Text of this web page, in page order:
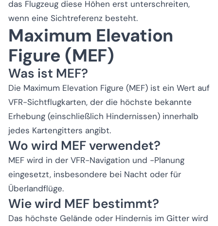
das Flugzeug diese Höhen erst unterschreiten,
wenn eine Sichtreferenz besteht.
Maximum Elevation
Figure (MEF)
Was ist MEF?
Die Maximum Elevation Figure (MEF) ist ein Wert auf
VFR-Sichtflugkarten, der die höchste bekannte
Erhebung (einschließlich Hindernissen) innerhalb
jedes Kartengitters angibt.
Wo wird MEF verwendet?
MEF wird in der VFR-Navigation und -Planung
eingesetzt, insbesondere bei Nacht oder für
Überlandflüge.
Wie wird MEF bestimmt?
Das höchste Gelände oder Hindernis im Gitter wird